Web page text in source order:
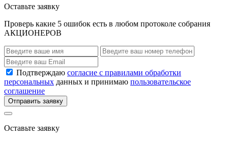
Оставьте заявку
Проверь какие 5 ошибок есть в любом протоколе собрания
АКЦИОНЕРОВ
Подтверждаю согласие с правилами обработки
персональных данных и принимаю пользовательское
соглашение
Отправить заявку
Оставьте заявку